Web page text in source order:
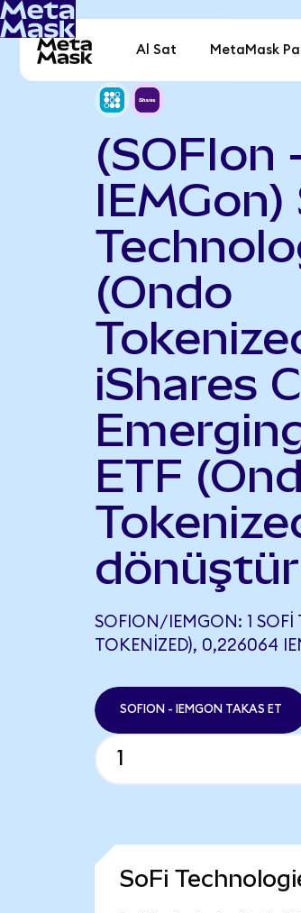
Al Sat MetaMask
(SOFIon
IEMGon)
(Ondo
iShares
ETF
dönüştür
SOFION/IEMGON: 1 SOFI
TOKENIZED), 0,226064
SOFION - IEMGON TAKAS ET
SoFi